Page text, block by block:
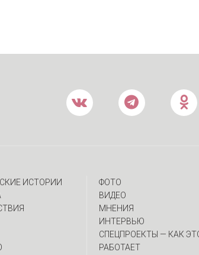
ИСТОРИИ
ФОТО
ВИДЕО
МНЕНИЯ
ИНТЕРВЬЮ
CПЕЦПРОЕКТЫ — КАК
РАБОТАЕТ